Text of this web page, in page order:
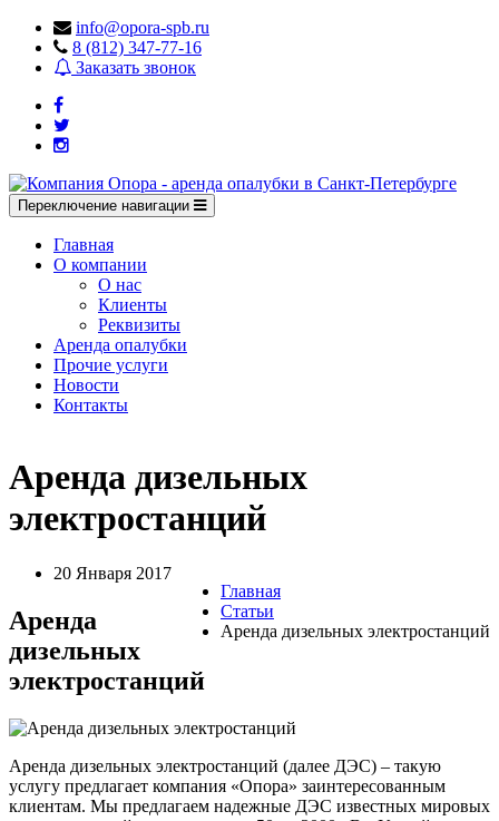
info@opora-spb.ru
8 (812) 347-77-16
Заказать звонок
Переключение навигации
Главная
О компании
О нас
Клиенты
Реквизиты
Аренда опалубки
Прочие услуги
Новости
Контакты
Аренда дизельных
электростанций
Главная
Статьи
Аренда дизельных электростанций
20 Января 2017
Аренда
дизельных
электростанций
Аренда дизельных электростанций (далее ДЭС) – такую
услугу предлагает компания «Опора» заинтересованным
клиентам. Мы предлагаем надежные ДЭС известных мировых